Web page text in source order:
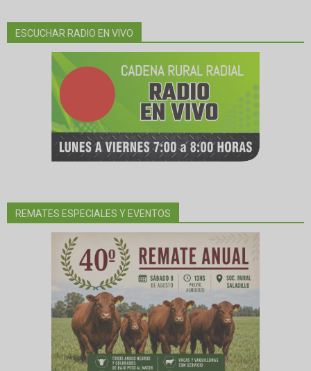
ESCUCHAR RADIO EN VIVO
REMATES ESPECIALES Y EVENTOS